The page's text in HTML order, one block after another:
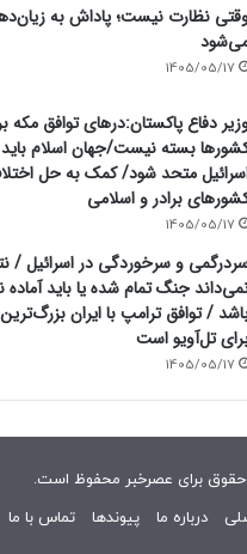
نظارت نیست؛ پاداش به
1405/05/17
دفاع پاکستان:درهای توافق مکه
بسته نیست/جهان اسلام باید
متحد شود/ کمک به حل
برادر و اسلامی
1405/05/17
و سرخوردگی در اسرائیل /
جنگ تمام شده یا باید آماده
/ توافق ترامپ با ایران
تل‌آویو است
1405/05/17
حقوق برای عصرخبر محفوظ است.
درباره ما پیوندها تماس با ما